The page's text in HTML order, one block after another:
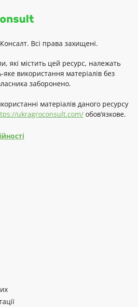
Всі права захищені.
які містить цей ресурс, належать
використання матеріалів без
заборонено.
матеріалів даного ресурсу
ukragroconsult.com/ обов’язкове.